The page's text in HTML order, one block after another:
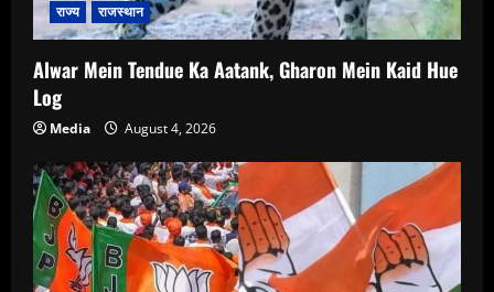
राज्य राजस्थान
Alwar Mein Tendue Ka Aatank, Gharon Mein Kaid Hue
Log
Media August 4, 2026